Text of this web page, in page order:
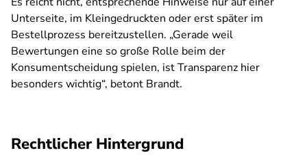
Unterseite, im Kleingedruckten oder erst später im
Bestellprozess bereitzustellen. „Gerade weil
Bewertungen eine so große Rolle beim der
Konsumentscheidung spielen, ist Transparenz hier
besonders wichtig“, betont Brandt.
Rechtlicher Hintergrund